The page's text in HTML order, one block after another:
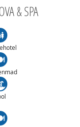
& SPA